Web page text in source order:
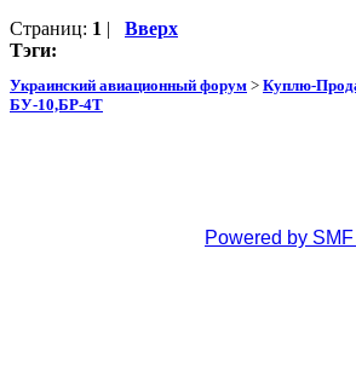
Страниц: 1 | Вверх
Тэги:
Украинский авиационный форум > Куплю-
БУ-10,БР-4Т
Powered by